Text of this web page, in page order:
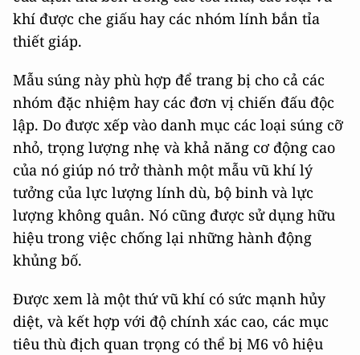
khí được che giấu hay các nhóm lính bắn tỉa
thiết giáp.
Mẫu súng này phù hợp để trang bị cho cả các
nhóm đặc nhiệm hay các đơn vị chiến đấu độc
lập. Do được xếp vào danh mục các loại súng cỡ
nhỏ, trọng lượng nhẹ và khả năng cơ động cao
của nó giúp nó trở thành một mẫu vũ khí lý
tưởng của lực lượng lính dù, bộ binh và lực
lượng không quân. Nó cũng được sử dụng hữu
hiệu trong việc chống lại những hành động
khủng bố.
Được xem là một thứ vũ khí có sức mạnh hủy
diệt, và kết hợp với độ chính xác cao, các mục
tiêu thù địch quan trọng có thể bị M6 vô hiệu